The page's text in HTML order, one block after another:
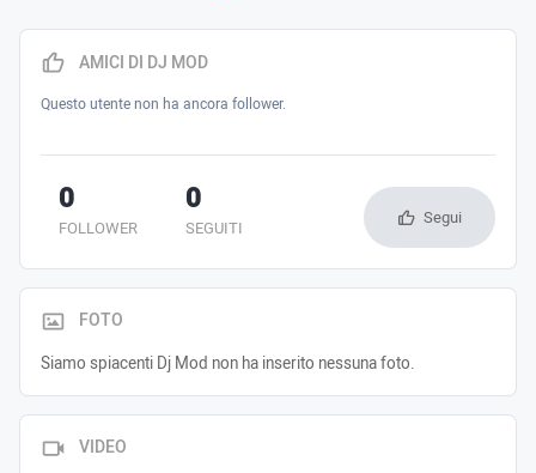
AMICI DI DJ MOD
Questo utente non ha ancora follower.
FOLLOWER
0
SEGUITI
0 Segui
FOTO
Siamo spiacenti Dj Mod non ha inserito nessuna foto.
VIDEO